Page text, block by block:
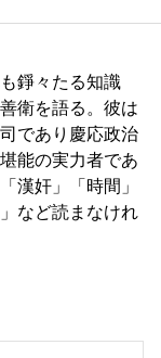
錚々たる知識
衛を語る。彼は
であり慶応政治
能の実力者であ
漢奸」「時間」
など読まなけれ